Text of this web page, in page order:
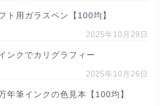
ト用ガラスペン【100均】
2025年10月29日
ンクでカリグラフィー
2025年10月26日
年筆インクの色見本【100均】